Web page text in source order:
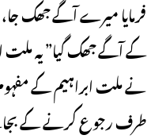
فرمایا میرے آگے جھک
کے آگے جھک گیا” یہ
نے ملت ابراہیم کے
طرف رجوع کرنے کے